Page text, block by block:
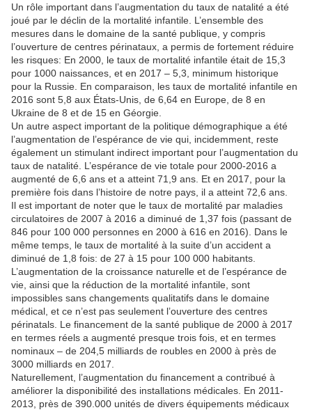
Un rôle important dans l’augmentation du taux de natalité a été
joué par le déclin de la mortalité infantile. L’ensemble des
mesures dans le domaine de la santé publique, y compris
l’ouverture de centres périnataux, a permis de fortement réduire
les risques: En 2000, le taux de mortalité infantile était de 15,3
pour 1000 naissances, et en 2017 – 5,3, minimum historique
pour la Russie. En comparaison, les taux de mortalité infantile en
2016 sont 5,8 aux États-Unis, de 6,64 en Europe, de 8 en
Ukraine de 8 et de 15 en Géorgie.
Un autre aspect important de la politique démographique a été
l’augmentation de l’espérance de vie qui, incidemment, reste
également un stimulant indirect important pour l’augmentation du
taux de natalité. L’espérance de vie totale pour 2000-2016 a
augmenté de 6,6 ans et a atteint 71,9 ans. Et en 2017, pour la
première fois dans l’histoire de notre pays, il a atteint 72,6 ans.
Il est important de noter que le taux de mortalité par maladies
circulatoires de 2007 à 2016 a diminué de 1,37 fois (passant de
846 pour 100 000 personnes en 2000 à 616 en 2016). Dans le
même temps, le taux de mortalité à la suite d’un accident a
diminué de 1,8 fois: de 27 à 15 pour 100 000 habitants.
L’augmentation de la croissance naturelle et de l’espérance de
vie, ainsi que la réduction de la mortalité infantile, sont
impossibles sans changements qualitatifs dans le domaine
médical, et ce n’est pas seulement l’ouverture des centres
périnatals. Le financement de la santé publique de 2000 à 2017
en termes réels a augmenté presque trois fois, et en termes
nominaux – de 204,5 milliards de roubles en 2000 à près de
3000 milliards en 2017.
Naturellement, l’augmentation du financement a contribué à
améliorer la disponibilité des installations médicales. En 2011-
2013, près de 390.000 unités de divers équipements médicaux